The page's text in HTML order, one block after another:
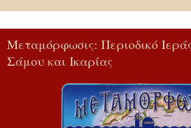
Μεταμόρφωσις: Περιοδικό
Σάμου και Ικαρίας